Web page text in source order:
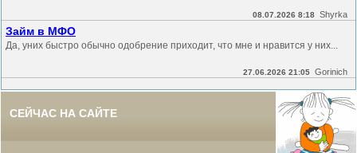
08.07.2026 8:18 Shyrka
Займ в МФО
Да, уних быстро обычно одобрение приходит, что мне и нравится у них...
27.06.2026 21:05 Gorinich
СЕЙЧАС НА САЙТЕ